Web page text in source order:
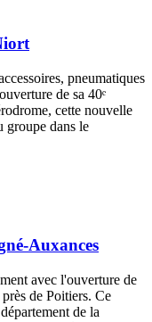
pneumatiques
de sa 40ᵉ
cette nouvelle
groupe dans le
Auxances
avec l'ouverture de
de Poitiers. Ce
de la